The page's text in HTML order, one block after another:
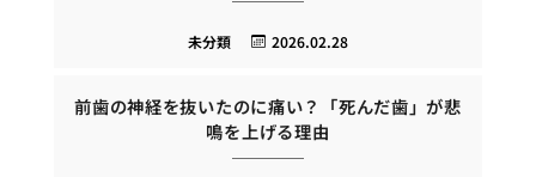
2026.02.28
未分類
前歯の神経を抜いたのに痛い？「死んだ歯」が悲
鳴を上げる理由